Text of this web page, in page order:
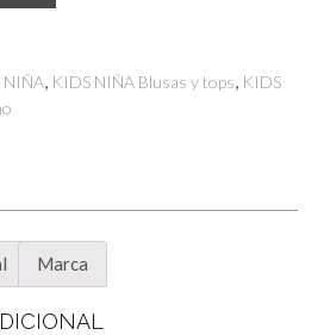
NIÑA, KIDS NIÑA Blusas y tops, KIDS
Marca